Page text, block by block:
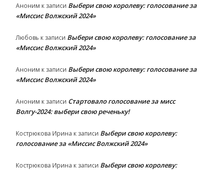
Аноним к записи Выбери свою королеву: голосование за
«Миссис Волжский 2024»
Любовь к записи Выбери свою королеву: голосование за
«Миссис Волжский 2024»
Аноним к записи Выбери свою королеву: голосование за
«Миссис Волжский 2024»
Аноним к записи Стартовало голосование за мисс
Волгу-2024: выбери свою реченьку!
Кострюкова Ирина к записи Выбери свою королеву:
голосование за «Миссис Волжский 2024»
Кострюкова Ирина к записи Выбери свою королеву: